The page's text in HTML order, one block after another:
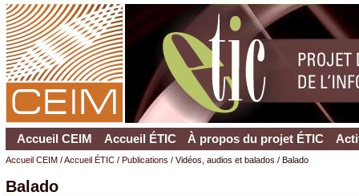
Accueil CEIM Accueil ÉTIC À propos du projet ÉTIC
Accueil CEIM/Accueil ÉTIC/ Publications / Vidéos, audios et balados / Balado
Balado